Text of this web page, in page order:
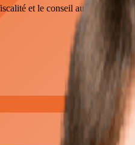
et le conseil aux entreprises.